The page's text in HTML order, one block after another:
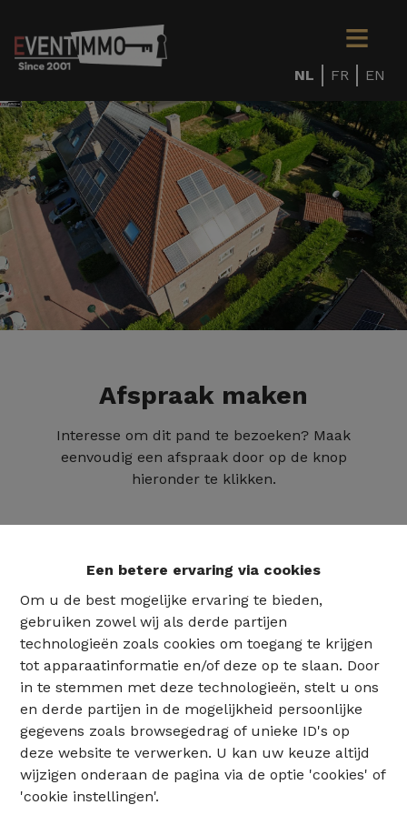
Een betere ervaring via cookies
Om u de best mogelijke ervaring te bieden,
gebruiken zowel wij als derde partijen
technologieën zoals cookies om toegang te krijgen
tot apparaatinformatie en/of deze op te slaan. Door
in te stemmen met deze technologieën, stelt u ons
en derde partijen in de mogelijkheid persoonlijke
gegevens zoals browsegedrag of unieke ID's op
deze website te verwerken. U kan uw keuze altijd
wijzigen onderaan de pagina via de optie 'cookies' of
'cookie instellingen'.
NL FR EN
Afspraak maken
Interesse om dit pand te bezoeken? Maak
eenvoudig een afspraak door op de knop
hieronder te klikken.
02 735 18 38
info@eventimmo.be